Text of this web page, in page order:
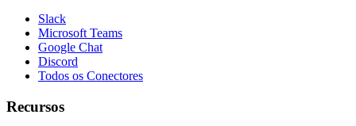
Slack
Microsoft Teams
Google Chat
Discord
Todos os Conectores
Recursos